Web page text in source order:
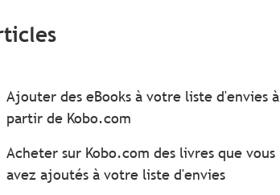
Ajouter des eBooks à votre liste d'envies à
partir de Kobo.com
Acheter sur Kobo.com des livres que vous
avez ajoutés à votre liste d'envies